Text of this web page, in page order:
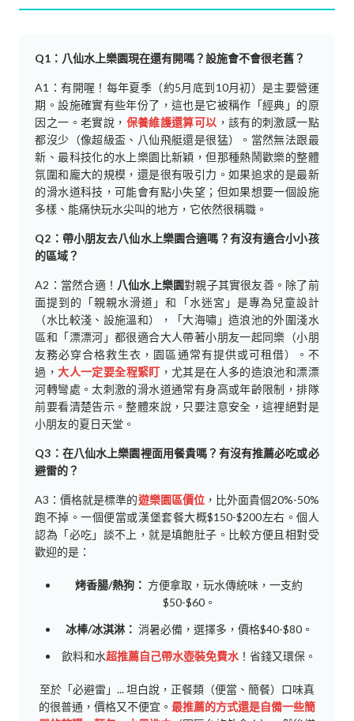
Q1：八仙水上樂園現在還有開嗎？設施會不會很老舊？
A1：有開喔！每年夏季（約5月底到10月初）是主要營運
期。設施確實有些年份了，這也是它被稱作「經典」的原
因之一。老實說， 保養維護還算可以 ，該有的刺激感一點
都沒少（像超級盃、八仙飛艇還是很猛）。當然無法跟最
新、最科技化的水上樂園比新穎，但那種熱鬧歡樂的整體
氛圍和龐大的規模，還是很有吸引力。如果追求的是最新
的滑水道科技，可能會有點小失望；但如果想要一個設施
多樣、能痛快玩水尖叫的地方，它依然很稱職。
Q2：帶小朋友去八仙水上樂園合適嗎？有沒有適合小小孩
的區域？
A2：當然合適！ 八仙水上樂園對親子其實很友善。除了前
面提到的「親親水滑道」和「水迷宮」是專為兒童設計
（水比較淺、設施溫和），「大海嘯」造浪池的外圍淺水
區和「漂漂河」都很適合大人帶著小朋友一起同樂（小朋
友務必穿合格救生衣，園區通常有提供或可租借）。不
過，大人一定要全程緊盯 ，尤其是在人多的造浪池和漂漂
河轉彎處。太刺激的滑水道通常有身高或年齡限制，排隊
前要看清楚告示。整體來說，只要注意安全，這裡絕對是
小朋友的夏日天堂。
Q3：在八仙水上樂園裡面用餐貴嗎？有沒有推薦必吃或必
避雷的？
A3：價格就是標準的遊樂園區價位，比外面貴個20%-50%
跑不掉。一個便當或漢堡套餐大概$150-$200左右。個人
認為「必吃」談不上，就是填飽肚子。比較方便且相對受
歡迎的是：
烤香腸/熱狗： 方便拿取，玩水傳統味，一支約
$50-$60。
冰棒/冰淇淋： 消暑必備，選擇多，價格$40-$80。
飲料和水超推薦自己帶水壺裝免費水 ！省錢又環保。
至於「必避雷」... 坦白說，正餐類（便當、簡餐）口味真
的很普通，價格又不便宜。 最推薦的方式還是自備一些簡